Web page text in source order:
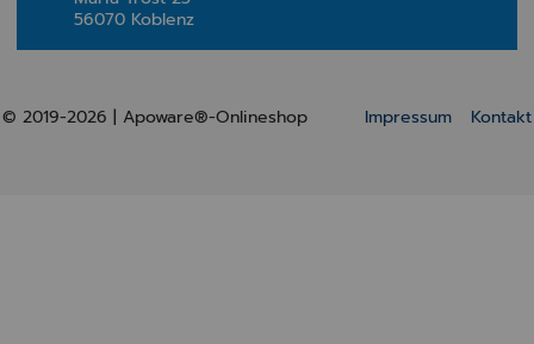
56070 Koblenz
© 2019-2026 | Apoware®-Onlineshop Impressum Kontakt